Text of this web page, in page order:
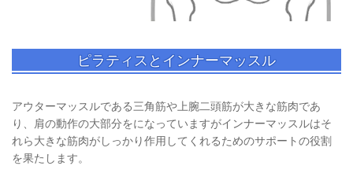
ピラティスとインナーマッスル
アウターマッスルである三角筋や上腕二頭筋が大きな筋肉であ
り、肩の動作の大部分をになっていますがインナーマッスルはそ
れら大きな筋肉がしっかり作用してくれるためのサポートの役割
を果たします。